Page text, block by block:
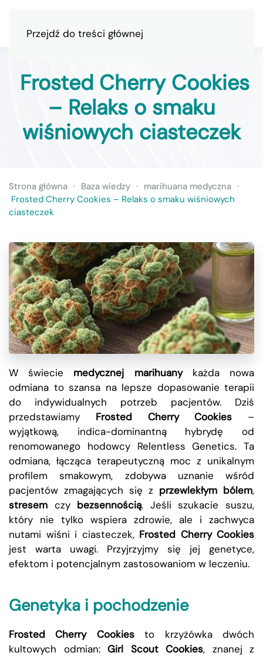
Przejdź do treści głównej
Frosted Cherry Cookies
– Relaks o smaku
wiśniowych ciasteczek
Strona główna Baza wiedzy
marihuana medyczna
Frosted Cherry Cookies – Relaks o smaku wiśniowych
ciasteczek
W świecie medycznej marihuanykażda nowa
odmiana to szansa na lepsze dopasowanie terapii
do indywidualnych potrzeb pacjentów. Dziś
przedstawiamy Frosted Cherry Cookies –
wyjątkową, indica-dominantną hybrydę od
renomowanego hodowcy Relentless Genetics. Ta
odmiana, łącząca terapeutyczną moc z unikalnym
profilem smakowym, zdobywa uznanie wśród
pacjentów zmagających się z przewlekłym bólem,
stresem czy bezsennością. Jeśli szukacie suszu,
który nie tylko wspiera zdrowie, ale i zachwyca
nutami wiśni i ciasteczek, Frosted Cherry Cookies
jest warta uwagi. Przyjrzyjmy się jej genetyce,
efektom i potencjalnym zastosowaniom w leczeniu.
Genetyka i pochodzenie
Frosted Cherry Cookiesto krzyżówka dwóch
kultowych odmian: Girl Scout Cookies, znanej z